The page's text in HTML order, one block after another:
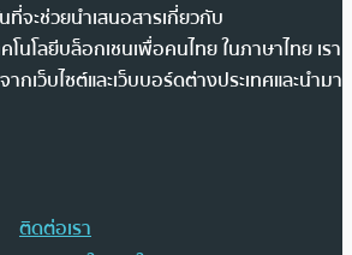
จะช่วยนำเสนอสารเกี่ยวกับ
โนโลยีบล็อกเชนเพื่อคนไทย ในภาษาไทย เรา
เว็บไซต์และเว็บบอร์ดต่างประเทศและนำมา
ติดต่อเรา